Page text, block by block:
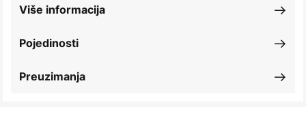
Pojedinosti
Više informacija
Preuzimanja